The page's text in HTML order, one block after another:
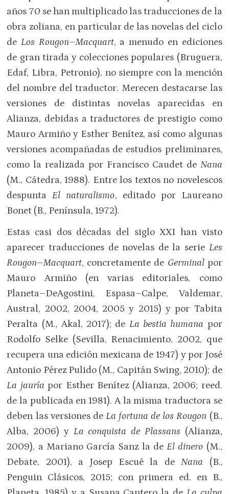
años 70 se han multiplicado las traducciones de la
obra zoliana, en particular de las novelas del ciclo
deLos Rougon–Macquart, a menudo en ediciones
de gran tirada y colecciones populares (Bruguera,
Edaf, Libra, Petronio), no siempre con la mención
del nombre del traductor. Merecen destacarse las
versiones de distintas novelas aparecidas en
Alianza, debidas a traductores de prestigio como
Mauro Armiño y Esther Benítez, así como algunas
versiones acompañadas de estudios preliminares,
como la realizada por Francisco Caudet de Nana
(M., Cátedra, 1988). Entre los textos no novelescos
despuntaEl naturalismo, editado por Laureano
Bonet (B., Península, 1972).
Estas casi dos décadas del siglo XXI han visto
aparecer traducciones de novelas de la serie Les
Rougon–Macquart, concretamente de Germinalpor
Mauro Armiño (en varias editoriales, como
Planeta–DeAgostini, Espasa–Calpe, Valdemar,
Austral, 2002, 2004, 2005 y 2015) y por Tabita
Peralta (M., Akal, 2017); de La bestia humana por
Rodolfo Selke (Sevilla, Renacimiento, 2002, que
recupera una edición mexicana de 1947) y por José
Antonio Pérez Pulido (M., Capitán Swing, 2010); de
La jauría por Esther Benítez (Alianza, 2006; reed.
de la publicada en 1981). A la misma traductora se
deben las versiones de La fortuna de los Rougon (B.,
Alba, 2006) y La conquista de Plassans (Alianza,
2009), a Mariano García Sanz la deEl dinero (M.,
Debate, 2001), a Josep Escué la deNana (B.,
Penguin Clásicos, 2015; con primera ed. en B.,